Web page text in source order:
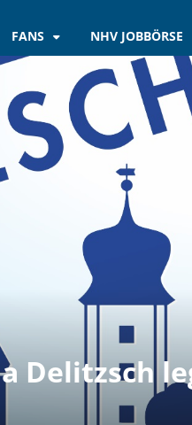
FANS NHV JOBBÖRSE
Delitzsch